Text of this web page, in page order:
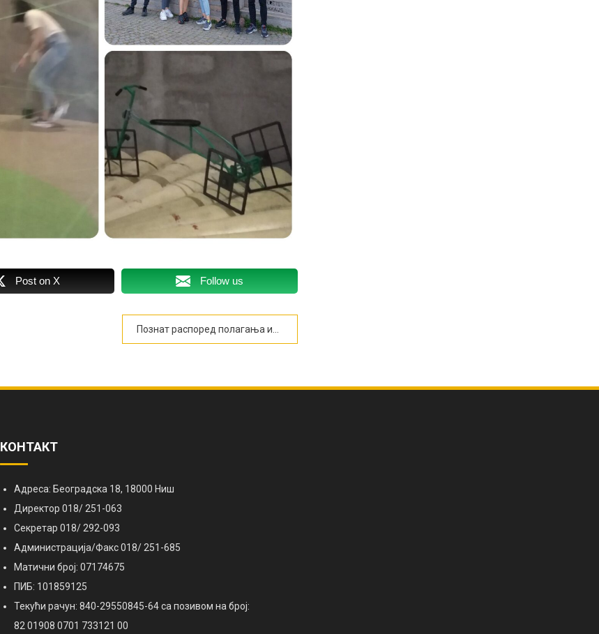
Post on X Follow us
КОНТАКТ
Адреса: Београдска 18, 18000 Ниш
Директор 018/ 251-063
Секретар 018/ 292-093
Администрација/Факс 018/ 251-685
Матични број: 07174675
ПИБ: 101859125
Текући рачун: 840-29550845-64 са позивом на број:
82 01908 0701 733121 00